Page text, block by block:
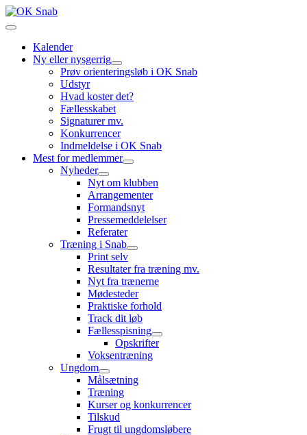
Kalender
Ny eller nysgerrig
Prøv orienteringsløb i OK Snab
Udstyr
Hvad koster det?
Fællesskabet
Signaturer mv.
Konkurrencer
Indmeldelse i OK Snab
Mest for medlemmer
Nyheder
Nyt om klubben
Arrangementer
Formandsnyt
Pressemeddelelser
Referater
Træning i Snab
Print selv
Resultater fra træning mv.
Nyt fra trænerne
Mødesteder
Praktiske forhold
Track dit løb
Fællesspisning
Opskrifter
Voksentræning
Ungdom
Målsætning
Træning
Kurser og konkurrencer
Tilskud
Frugt til ungdomsløbere